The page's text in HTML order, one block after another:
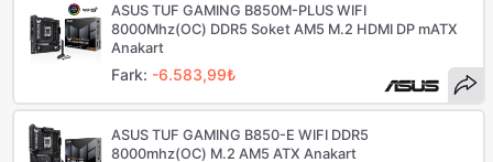
ASUS TUF GAMING B850M-PLUS WIFI
8000Mhz(OC) DDR5 Soket AM5 M.2 HDMI DP mATX
Anakart
Fark: -6.583,99₺
ASUS TUF GAMING B850-E WIFI DDR5
8000mhz(OC) M.2 AM5 ATX Anakart